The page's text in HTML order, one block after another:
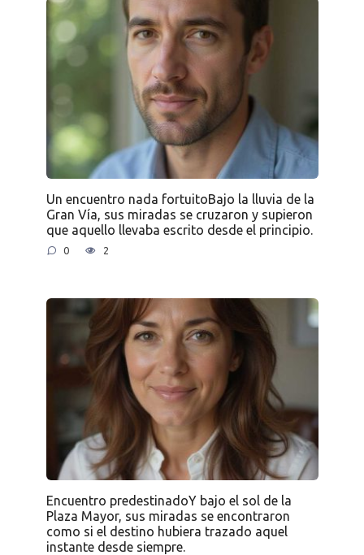
Un encuentro nada fortuitoBajo la lluvia de la
Gran Vía, sus miradas se cruzaron y supieron
que aquello llevaba escrito desde el principio.
0 2
Encuentro predestinadoY bajo el sol de la
Plaza Mayor, sus miradas se encontraron
como si el destino hubiera trazado aquel
instante desde siempre.